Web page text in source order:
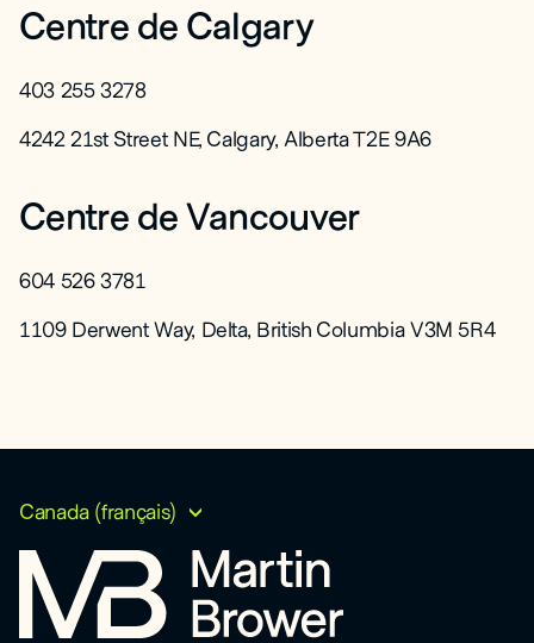
Centre de Calgary
403 255 3278
4242 21st Street NE, Calgary, Alberta T2E 9A6
Centre de Vancouver
604 526 3781
1109 Derwent Way, Delta, British Columbia V3M 5R4
Canada (français)
Choisissez la région
Mondial EN
, ouvre dans un nouvel onglet